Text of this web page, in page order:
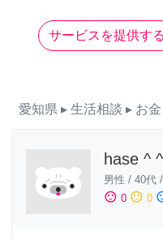
サービスを提供する
愛知県 ▸ 生活相談 ▸ お金
hase ^ ^
男性 / 40代 /
sentiment_satisfied 0 sentiment_neutral 0